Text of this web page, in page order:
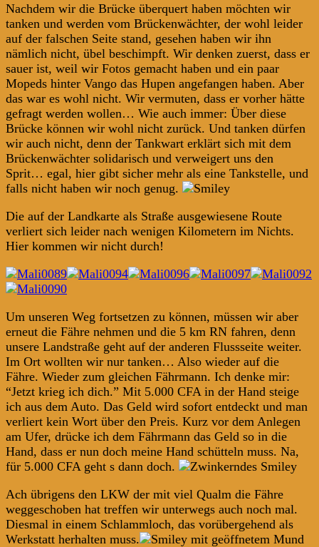
Nachdem wir die Brücke überquert haben möchten wir
tanken und werden vom Brückenwächter, der wohl leider
auf der falschen Seite stand, gesehen haben wir ihn
nämlich nicht, übel beschimpft. Wir denken zuerst, dass er
sauer ist, weil wir Fotos gemacht haben und ein paar
Mopeds hinter Vango das Hupen angefangen haben. Aber
das war es wohl nicht. Wir vermuten, dass er vorher hätte
gefragt werden wollen… Wie auch immer: Über diese
Brücke können wir wohl nicht zurück. Und tanken dürfen
wir auch nicht, denn der Tankwart erklärt sich mit dem
Brückenwächter solidarisch und verweigert uns den
Sprit… egal, hier gibt sicher mehr als eine Tankstelle, und
falls nicht haben wir noch genug.
Die auf der Landkarte als Straße ausgewiesene Route
verliert sich leider nach wenigen Kilometern im Nichts.
Hier kommen wir nicht durch!
Um unseren Weg fortsetzen zu können, müssen wir aber
erneut die Fähre nehmen und die 5 km RN fahren, denn
unsere Landstraße geht auf der anderen Flussseite weiter.
Im Ort wollten wir nur tanken… Also wieder auf die
Fähre. Wieder zum gleichen Fährmann. Ich denke mir:
“Jetzt krieg ich dich.” Mit 5.000 CFA in der Hand steige
ich aus dem Auto. Das Geld wird sofort entdeckt und man
verliert kein Wort über den Preis. Kurz vor dem Anlegen
am Ufer, drücke ich dem Fährmann das Geld so in die
Hand, dass er nun doch meine Hand schütteln muss. Na,
für 5.000 CFA geht s dann doch.
Ach übrigens den LKW der mit viel Qualm die Fähre
weggeschoben hat treffen wir unterwegs auch noch mal.
Diesmal in einem Schlammloch, das vorübergehend als
Werkstatt herhalten muss.